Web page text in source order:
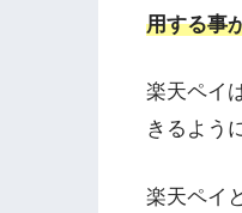
用する事
楽天ペイ
きるよう
楽天ペイ